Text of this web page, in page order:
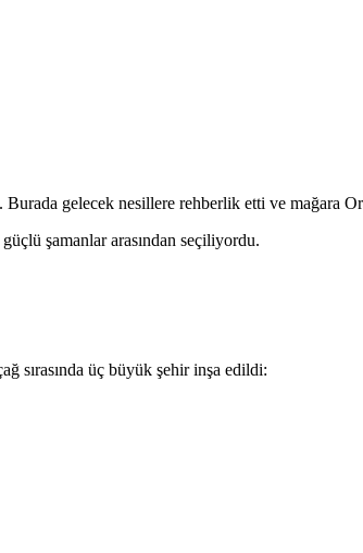
gelecek nesillere rehberlik etti ve mağara
şamanlar arasından seçiliyordu.
sırasında üç büyük şehir inşa edildi: